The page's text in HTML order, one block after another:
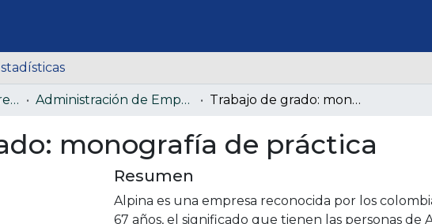
Trabajos de Grado - Pregrado Administración de Empresas (Colección confidencial) Trabajo de grado: monografía de práctica
monografía de práctica
Resumen
Alpina es una empresa reconocida por los
67 años, el significado que tienen las personas de